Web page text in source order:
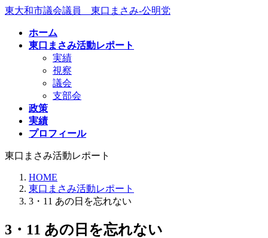
コ
ナ
東大和市議会議員 東口まさみ-公明党
ホーム
東口まさみ活動レポート
実績
視察
議会
支部会
政策
実績
プロフィール
東口まさみ活動レポート
HOME
東口まさみ活動レポート
3・11 あの日を忘れない
3・11 あの日を忘れない